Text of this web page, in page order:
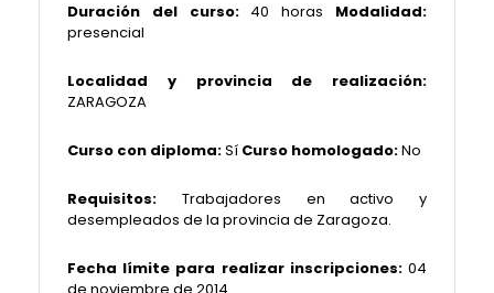
Duración del curso:40 horas Modalidad:
presencial
Localidad y provincia de realización:
ZARAGOZA
Curso con diploma:Sí Curso homologado:No
Requisitos: Trabajadores en activo y
desempleados de la provincia de Zaragoza.
Fecha límite para realizar inscripciones: 04